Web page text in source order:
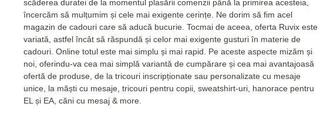
scăderea duratei de la momentul plasării comenzii până la primirea acesteia,
încercăm să mulțumim și cele mai exigente cerințe. Ne dorim să fim acel
magazin de cadouri care să aducă bucurie. Tocmai de aceea, oferta Ruvix este
variată, astfel încât să răspundă și celor mai exigente gusturi în materie de
cadouri. Online totul este mai simplu și mai rapid. Pe aceste aspecte mizăm și
noi, oferindu-va cea mai simplă variantă de cumpărare și cea mai avantajoasă
ofertă de produse, de la tricouri inscripționate sau personalizate cu mesaje
unice, la măști cu mesaje, tricouri pentru copii, sweatshirt-uri, hanorace pentru
EL și EA, căni cu mesaj & more.